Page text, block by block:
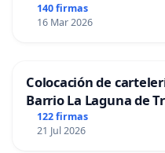
140 firmas
16 Mar 2026
Colocación de
Barrio La Laguna de
122 firmas
21 Jul 2026